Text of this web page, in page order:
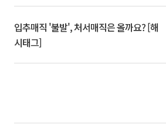
입추매직 '불발', 처서매직은 올까요? [해
시태그]